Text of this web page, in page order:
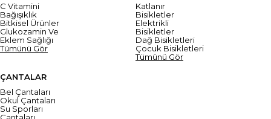
C Vitamini
Bağışıklık
Bitkisel Ürünler
Glukozamin Ve
Eklem Sağlığı
Tümünü Gör
Katlanır
Bisikletler
Elektrikli
Bisikletler
Dağ Bisikletleri
Çocuk Bisikletleri
Tümünü Gör
ÇANTALAR
Bel Çantaları
Okul Çantaları
Su Sporları